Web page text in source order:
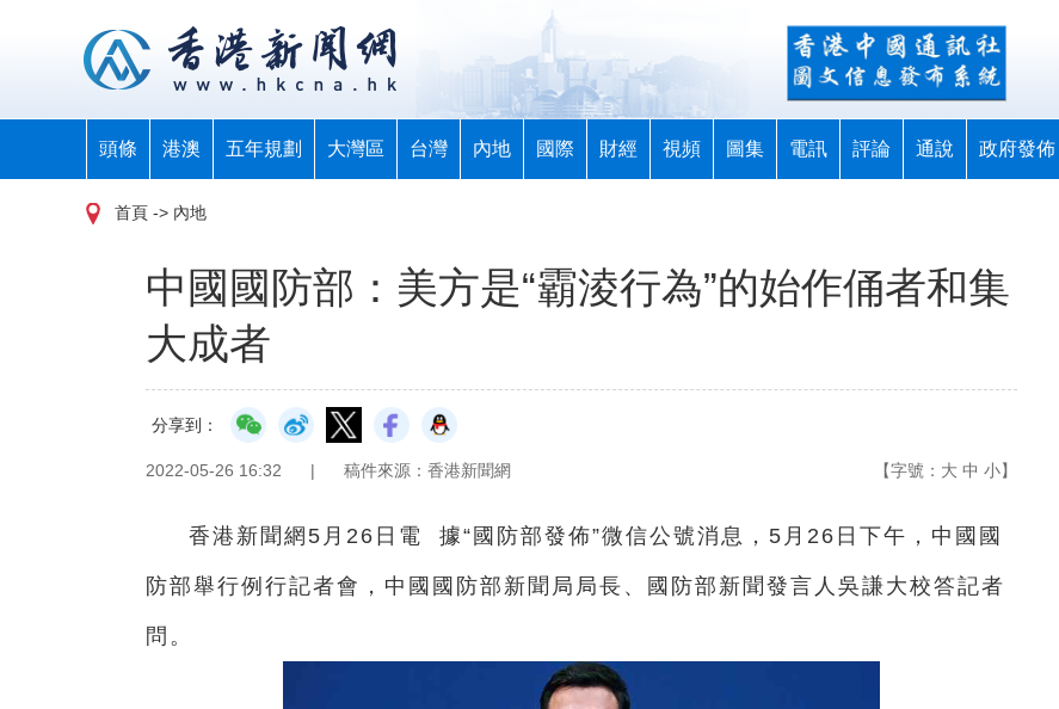
頭條 港澳 五年規劃 大灣區 台灣 內地 國際 財經 視頻 圖集 電訊 評論 通說 政府發佈
首頁 -> 內地
中國國防部：美方是“霸淩行為”的始作俑者和集
大成者
分享到：
2022-05-26 16:32 | 稿件來源：香港新聞網 【字號： 大 中 小】
香港新聞網5月26日電 據“國防部發佈”微信公號消息，5月26日下午，中國國
防部舉行例行記者會，中國國防部新聞局局長、國防部新聞發言人吳謙大校答記者
問。